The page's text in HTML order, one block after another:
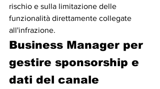
rischio e sulla limitazione delle
funzionalità direttamente collegate
all'infrazione.
Business Manager per
gestire sponsorship e
dati del canale